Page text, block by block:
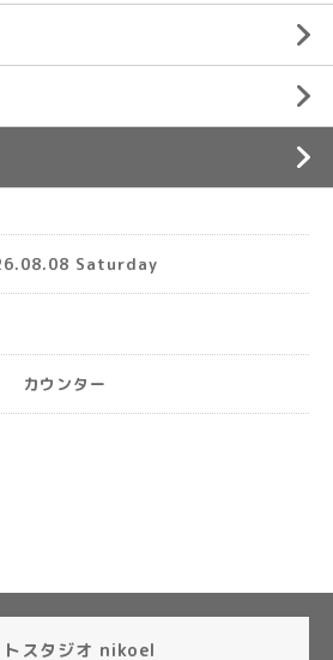
Saturday
カウンター
トスタジオ nikoel